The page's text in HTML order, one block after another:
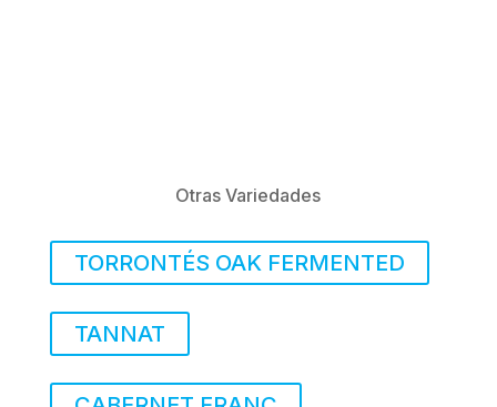
Otras Variedades
TORRONTÉS OAK FERMENTED
TANNAT